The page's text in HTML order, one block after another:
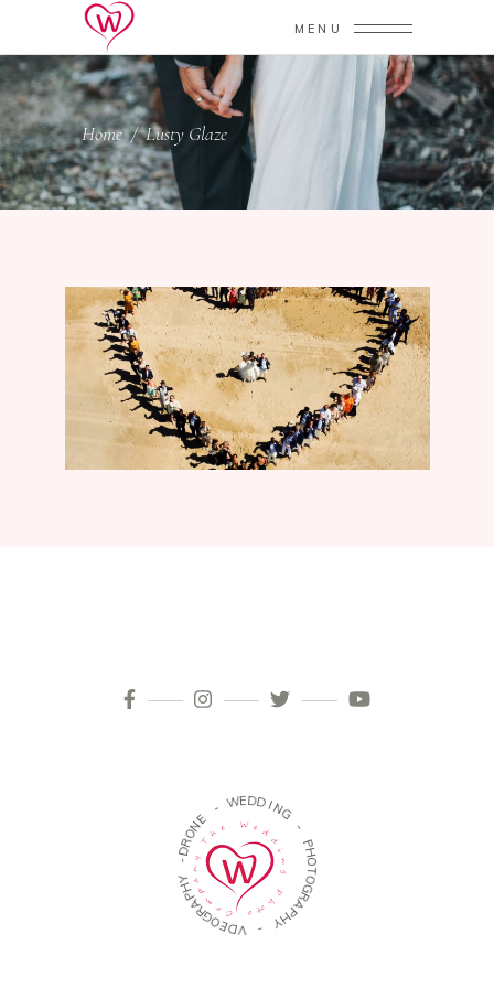
MENU
Home/Lusty Glaze
- WEDDIN
G
-
P
H
O
T
O
G
R
A
P
H
Y
-
V
D
E
O
G
R
A
P
H
Y
-
D
R
O
N
E